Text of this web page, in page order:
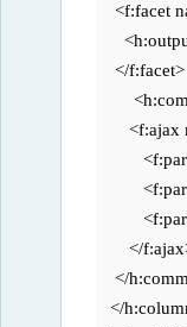
    </f:facet>
</
</
</